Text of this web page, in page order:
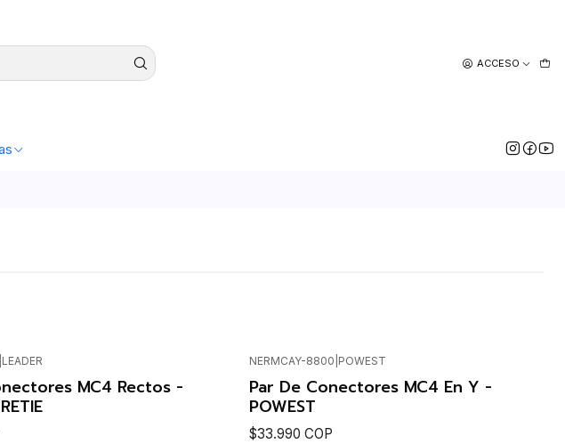
ACCESO
LEADER
MC4 Rectos -
NERMCAY-8800 POWEST
Par De Conectores MC4 En Y -
POWEST
$33.990 COP